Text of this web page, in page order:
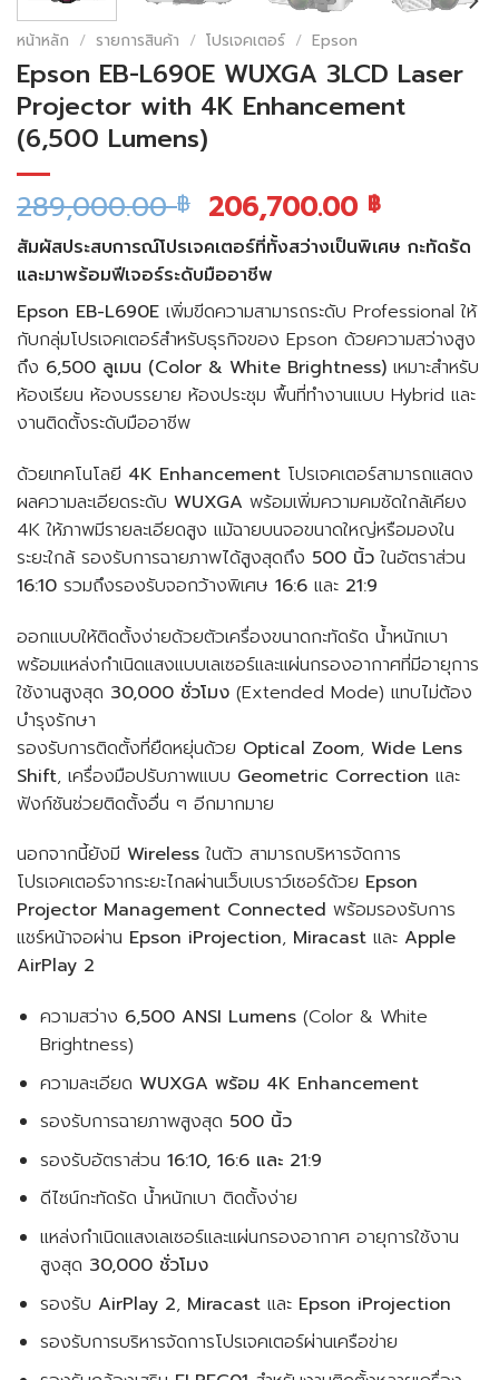
หน้าหลัก / รายการสินค้า / โปรเจคเตอร์ / Epson
Epson EB-L690E WUXGA 3LCD Laser
Projector with 4K Enhancement
(6,500 Lumens)
289,000.00฿ 206,700.00 ฿
สัมผัสประสบการณ์โปรเจคเตอร์ที่ทั้งสว่างเป็นพิเศษ กะทัดรัด
และมาพร้อมฟีเจอร์ระดับมืออาชีพ
Epson EB-L690E เพิ่มขีดความสามารถระดับ Professional ให้
กับกลุ่มโปรเจคเตอร์สำหรับธุรกิจของ Epson ด้วยความสว่างสูง
ถึง 6,500 ลูเมน (Color & White Brightness) เหมาะสำหรับ
ห้องเรียน ห้องบรรยาย ห้องประชุม พื้นที่ทำงานแบบ Hybrid และ
งานติดตั้งระดับมืออาชีพ
ด้วยเทคโนโลยี 4K Enhancement โปรเจคเตอร์สามารถแสดง
ผลความละเอียดระดับ WUXGA พร้อมเพิ่มความคมชัดใกล้เคียง
4K ให้ภาพมีรายละเอียดสูง แม้ฉายบนจอขนาดใหญ่หรือมองใน
ระยะใกล้ รองรับการฉายภาพได้สูงสุดถึง 500 นิ้ว ในอัตราส่วน
16:10 รวมถึงรองรับจอกว้างพิเศษ 16:6 และ 21:9
ออกแบบให้ติดตั้งง่ายด้วยตัวเครื่องขนาดกะทัดรัด น้ำหนักเบา
พร้อมแหล่งกำเนิดแสงแบบเลเซอร์และแผ่นกรองอากาศที่มีอายุการ
ใช้งานสูงสุด 30,000 ชั่วโมง (Extended Mode) แทบไม่ต้อง
บำรุงรักษา
รองรับการติดตั้งที่ยืดหยุ่นด้วย Optical Zoom, Wide Lens
Shift, เครื่องมือปรับภาพแบบ Geometric Correction และ
ฟังก์ชันช่วยติดตั้งอื่น ๆ อีกมากมาย
นอกจากนี้ยังมี Wireless ในตัว สามารถบริหารจัดการ
โปรเจคเตอร์จากระยะไกลผ่านเว็บเบราว์เซอร์ด้วย Epson
Projector Management Connected พร้อมรองรับการ
แชร์หน้าจอผ่าน Epson iProjection, Miracast และ Apple
AirPlay 2
ความสว่าง 6,500 ANSI Lumens(Color & White
Brightness)
ความละเอียด WUXGA พร้อม 4K Enhancement
รองรับการฉายภาพสูงสุด 500 นิ้ว
รองรับอัตราส่วน 16:10, 16:6 และ 21:9
ดีไซน์กะทัดรัด น้ำหนักเบา ติดตั้งง่าย
แหล่งกำเนิดแสงเลเซอร์และแผ่นกรองอากาศ อายุการใช้งาน
สูงสุด 30,000 ชั่วโมง
รองรับ AirPlay 2, Miracastและ Epson iProjection
รองรับการบริหารจัดการโปรเจคเตอร์ผ่านเครือข่าย